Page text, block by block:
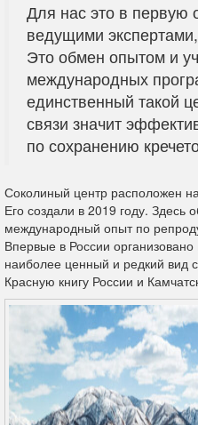
Для нас это в первую
ведущими
Это обмен опытом и
международных
единственный такой
связи значит
по сохранению
Соколиный центр расположен
Его создали в 2019 году. Здесь
международный опыт по
Впервые в России
наиболее ценный и редкий вид
Красную книгу России и